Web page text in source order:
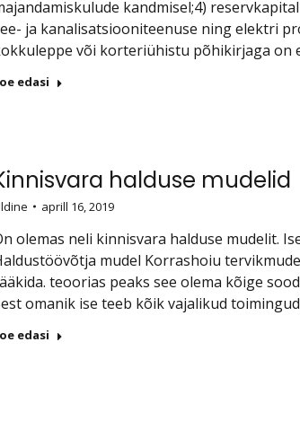
kandmisel;4)
ja kanalisatsiooniteenuse ning elektri
või korteriühistu põhikirjaga
edasi
halduse mudelid
aprill 16, 2019
olemas neli kinnisvara halduse mudelit.
mudel Korrashoiu
teoorias peaks see olema kõige
omanik ise teeb kõik vajalikud
edasi